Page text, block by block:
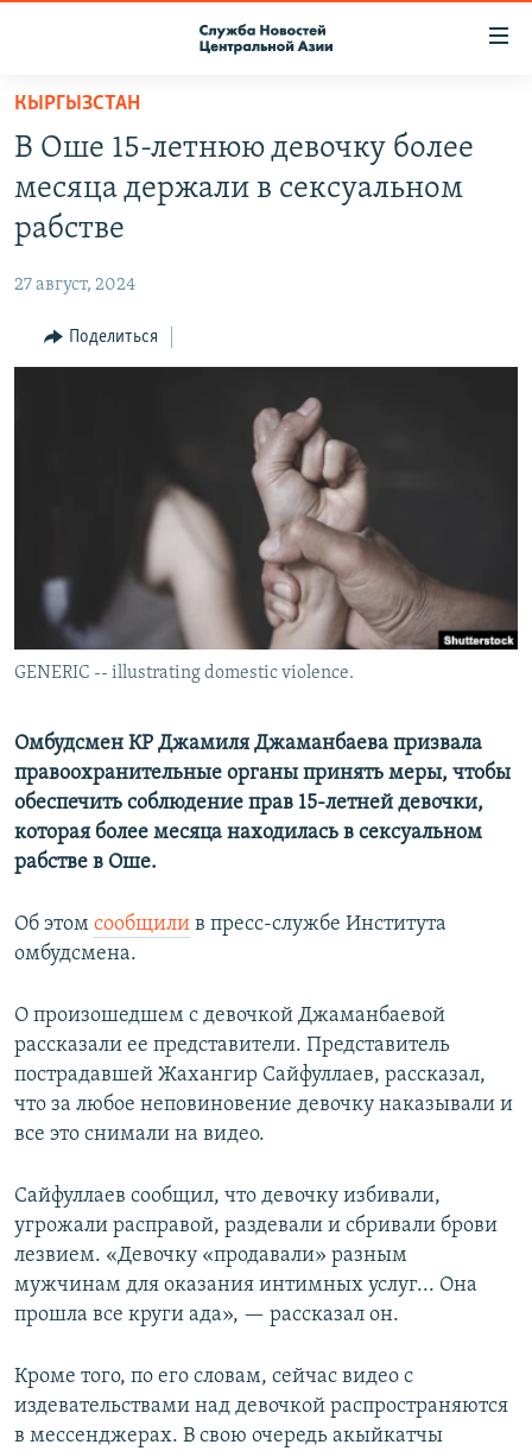
Вернуться
основному
содержанию
Вернутся
главной
навигации
Вернутся
КОНТАКТЫ
НАСТОЯЩЕЕ ВРЕМЯ
МИГРАНТ МЕДИА
КЫРГЫЗСТАН
В Оше 15-летнюю девочку более
месяца держали в сексуальном
рабстве
27 август, 2024
Поделиться
GENERIC -- illustrating domestic violence.
Омбудсмен КР Джамиля Джаманбаева призвала
правоохранительные органы принять меры, чтобы
обеспечить соблюдение прав 15-летней девочки,
которая более месяца находилась в сексуальном
рабстве в Оше.
Об этом сообщили в пресс-службе Института
омбудсмена.
О произошедшем с девочкой Джаманбаевой
рассказали ее представители. Представитель
пострадавшей Жахангир Сайфуллаев, рассказал,
что за любое неповиновение девочку наказывали и
все это снимали на видео.
Сайфуллаев сообщил, что девочку избивали,
угрожали расправой, раздевали и сбривали брови
лезвием. «Девочку «продавали» разным
мужчинам для оказания интимных услуг... Она
прошла все круги ада», — рассказал он.
Кроме того, по его словам, сейчас видео с
издевательствами над девочкой распространяются
в мессенджерах. В свою очередь акыйкатчы